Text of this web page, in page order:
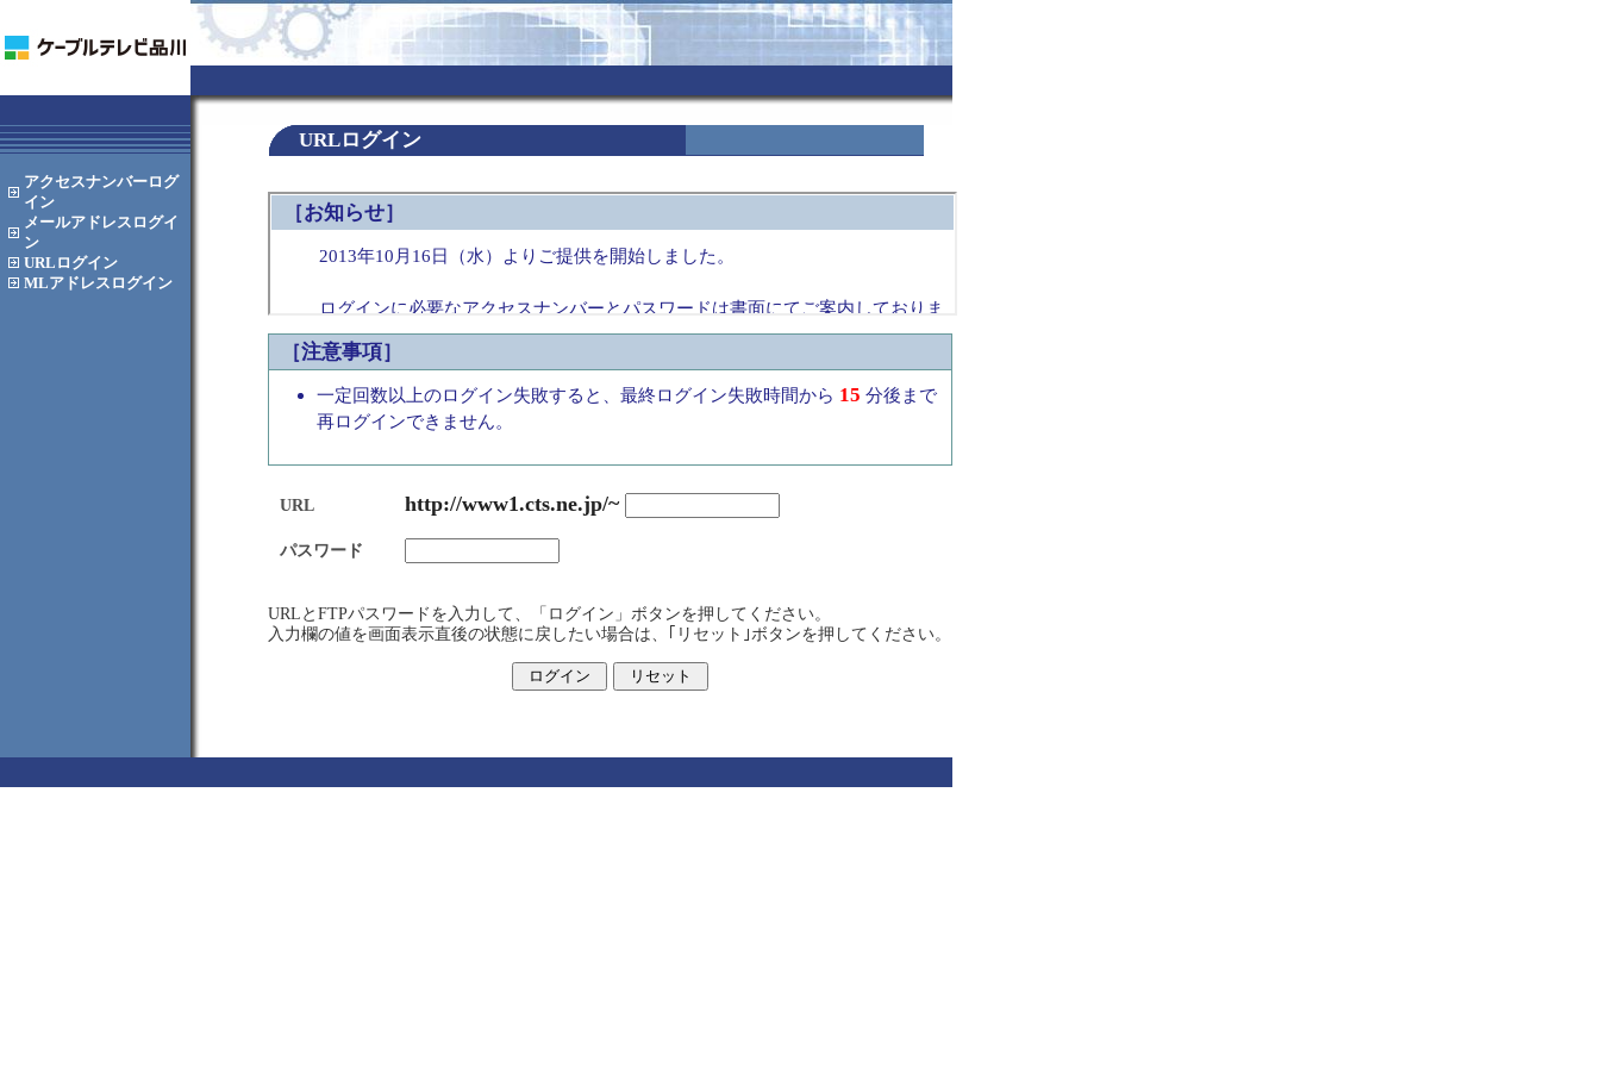
アクセスナンバーログ
イン
メールアドレス ログイ
ン
URL ログイン
MLアドレス ログイン
URLログイン
［注意事項］
一定回数以上のログイン失敗すると、最終ログイン失敗時間から 15 分後まで
再ログインできません。
URL http://www1.cts.ne.jp/~
パスワード
URLとFTPパスワードを入力して、「ログイン」ボタンを押してください。
入力欄の値を画面表示直後の状態に戻したい場合は、｢リセット｣ボタンを押してください。